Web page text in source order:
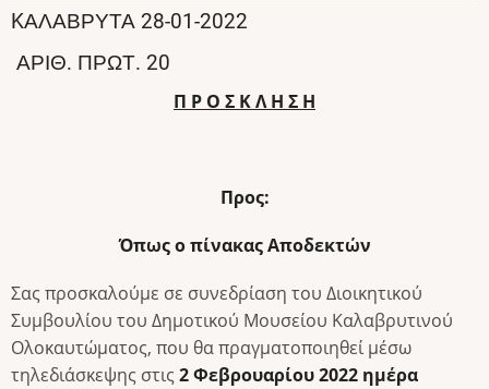
KΑΛΆΒΡΥΤΑ 28-01-2022
ΑΡΙΘ. ΠΡΩΤ. 20
Π Ρ Ο Σ Κ Λ Η Σ Η
Προς:
Όπως ο πίνακας Αποδεκτών
Σας προσκαλούμε σε συνεδρίαση του Διοικητικού
Συμβουλίου του Δημοτικού Μουσείου Καλαβρυτινού
Ολοκαυτώματος, που θα πραγματοποιηθεί μέσω
τηλεδιάσκεψης στις 2 Φεβρουαρίου2022 ημέρα